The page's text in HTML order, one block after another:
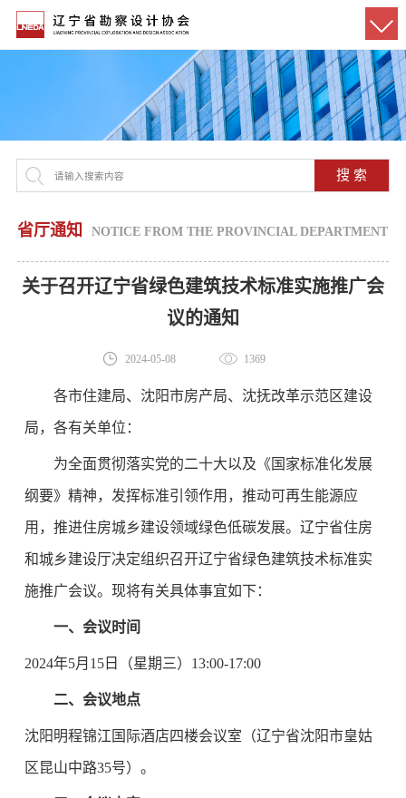
搜 索
省厅通知 NOTICE FROM THE PROVINCIAL DEPARTMENT
关于召开辽宁省绿色建筑技术标准实施推广会
议的通知
2024-05-08 1369
各市住建局、沈阳市房产局、沈抚改革示范区建设
局，各有关单位：
为全面贯彻落实党的二十大以及《国家标准化发展
纲要》精神，发挥标准引领作用，推动可再生能源应
用，推进住房城乡建设领域绿色低碳发展。辽宁省住房
和城乡建设厅决定组织召开辽宁省绿色建筑技术标准实
施推广会议。现将有关具体事宜如下：
一、会议时间
2024年5月15日（星期三）13:00-17:00
二、会议地点
沈阳明程锦江国际酒店四楼会议室（辽宁省沈阳市皇姑
区昆山中路35号）。